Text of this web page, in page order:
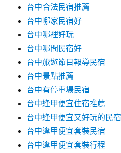
台中合法民宿推薦
台中哪家民宿好
台中哪裡好玩
台中哪間民宿好
台中旅遊節目報導民宿
台中景點推薦
台中有停車場民宿
台中逢甲便宜住宿推薦
台中逢甲便宜又好玩的民宿
台中逢甲便宜套裝民宿
台中逢甲便宜套裝行程